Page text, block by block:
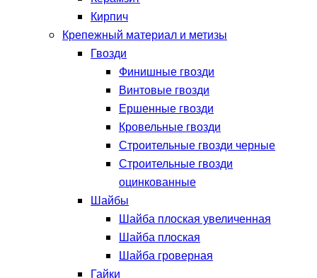
Кирпич
Крепежный материал и метизы
Гвозди
Финишные гвозди
Винтовые гвозди
Ершенные гвозди
Кровельные гвозди
Строительные гвозди черные
Строительные гвозди
оцинкованные
Шайбы
Шайба плоская увеличенная
Шайба плоская
Шайба гроверная